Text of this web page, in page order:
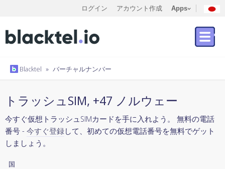
ログイン アカウント作成 Apps
Blacktel » バーチャルナンバー
トラッシュSIM, +47 ノルウェー
今すぐ仮想トラッシュSIMカードを手に入れよう。 無料の電話
番号 - 今すぐ登録して、初めての仮想電話番号を無料でゲット
しましょう。
国